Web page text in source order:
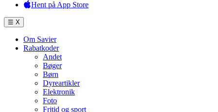
Hent på App Store
☰ X
Om Savier
Rabatkoder
Andet
Bøger
Børn
Dyreartikler
Elektronik
Foto
Fritid og sport